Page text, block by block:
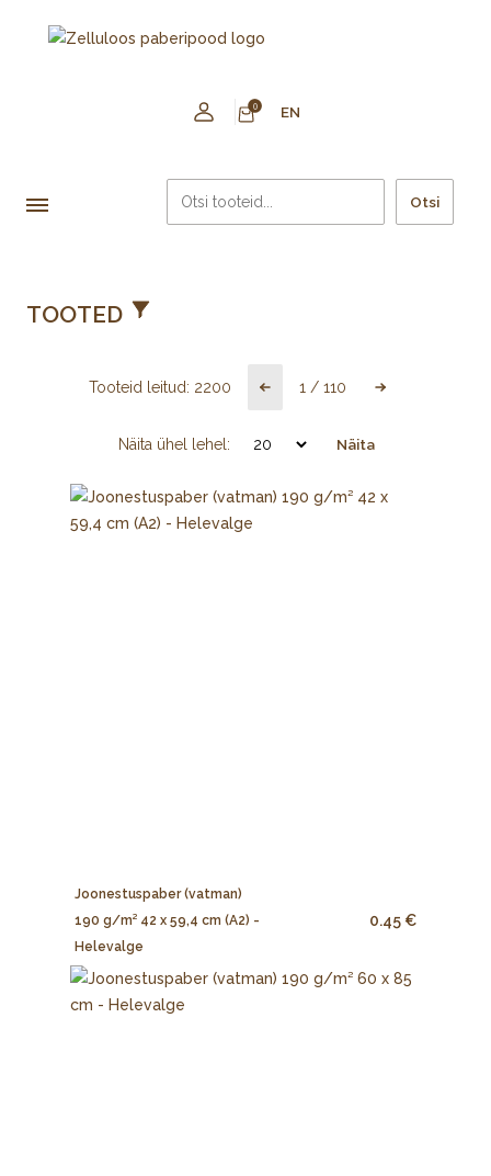
0 EN
Otsi
TOOTED
Tooteid leitud: 2200 1 / 110
Näita ühel lehel: Näita
Joonestuspaber (vatman)
190 g/m² 42 x 59,4 cm (A2) -
Helevalge
0.45 €